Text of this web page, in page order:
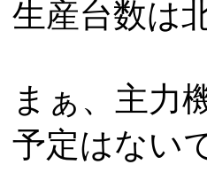
生産台数は
まぁ、主力
予定はない